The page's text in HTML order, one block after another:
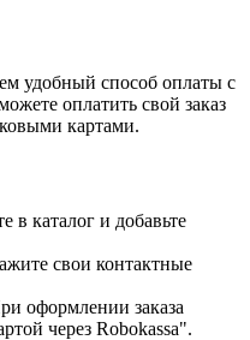
удобный способ оплаты с
оплатить свой заказ
картами.
в каталог и добавьте
свои контактные
оформлении заказа
через Robokassa".